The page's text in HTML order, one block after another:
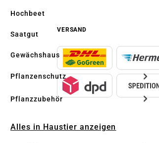
Hochbeet
Saatgut
Gewächshaus
Pflanzenschutz
Pflanzzubehör
Alles in Haustier anzeigen
VERSAND